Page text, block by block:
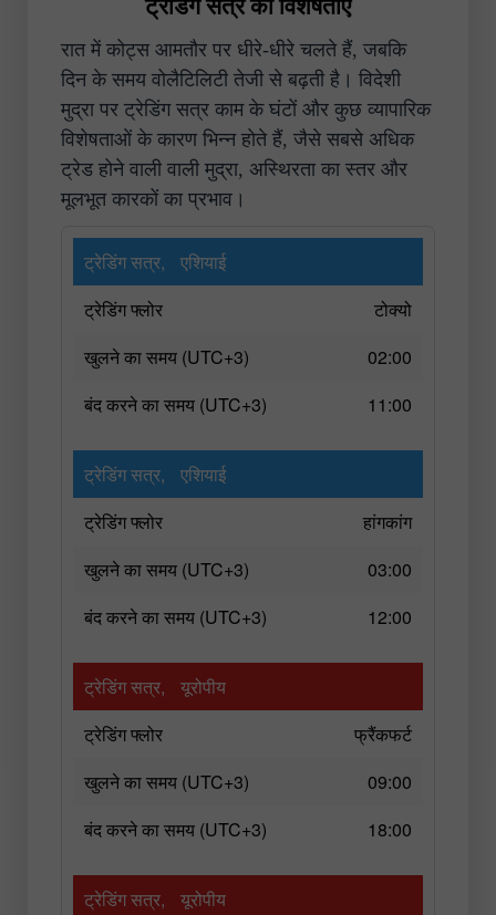
ट्रेडिंग सत्र की विशेषताएं
रात में कोट्स आमतौर पर धीरे-धीरे चलते हैं, जबकि
दिन के समय वोलैटिलिटी तेजी से बढ़ती है। विदेशी
मुद्रा पर ट्रेडिंग सत्र काम के घंटों और कुछ व्यापारिक
विशेषताओं के कारण भिन्न होते हैं, जैसे सबसे अधिक
ट्रेड होने वाली वाली मुद्रा, अस्थिरता का स्तर और
मूलभूत कारकों का प्रभाव।
ट्रेडिंग सत्र,
एशियाई
ट्रेडिंग फ्लोर
टोक्यो
खुलने का समय (UTC+3)
02:00
बंद करने का समय (UTC+3)
11:00
ट्रेडिंग सत्र,
एशियाई
ट्रेडिंग फ्लोर
हांगकांग
खुलने का समय (UTC+3)
03:00
बंद करने का समय (UTC+3)
12:00
ट्रेडिंग सत्र,
यूरोपीय
ट्रेडिंग फ्लोर
फ्रैंकफर्ट
खुलने का समय (UTC+3)
09:00
बंद करने का समय (UTC+3)
18:00
ट्रेडिंग सत्र,
यूरोपीय